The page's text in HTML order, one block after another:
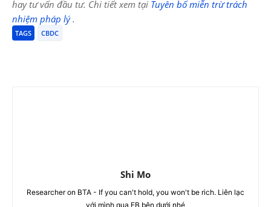
hay tư vấn đầu tư. Chi tiết xem tại Tuyên bố miễn trừ trách
nhiệm pháp lý.
TAGS CBDC
Shi Mo
Researcher on BTA - If you can't hold, you won't be rich. Liên lạc
với mình qua FB bên dưới nhé